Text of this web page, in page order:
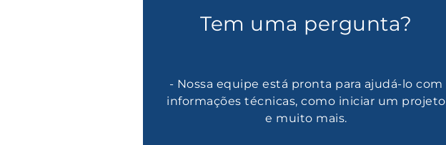
Tem uma pergunta?
- Nossa equipe está pronta para ajudá-lo com
informações técnicas, como iniciar um projeto
e muito mais.